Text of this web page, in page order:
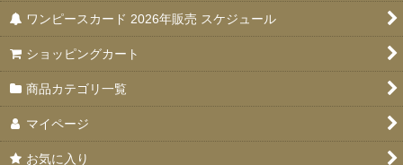
ワンピースカード 2026年販売 スケジュール
ショッピングカート
商品カテゴリ一覧
マイページ
お気に入り